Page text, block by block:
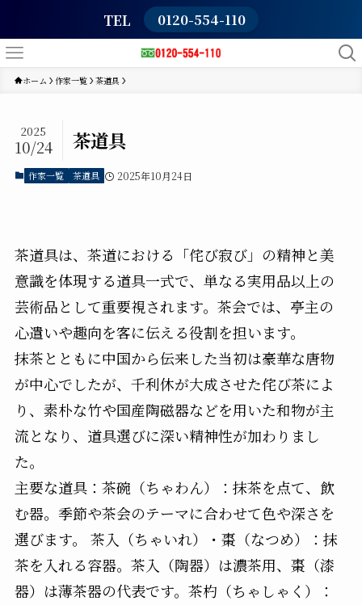
TEL 0120-554-110
ホーム 作家一覧 茶道具
茶道具
2025
10/24
作家一覧 茶道具 2025年10月24日
茶道具は、茶道における「侘び寂び」の精神と美
意識を体現する道具一式で、単なる実用品以上の
芸術品として重要視されます。茶会では、亭主の
心遣いや趣向を客に伝える役割を担います。
抹茶とともに中国から伝来した当初は豪華な唐物
が中心でしたが、千利休が大成させた侘び茶によ
り、素朴な竹や国産陶磁器などを用いた和物が主
流となり、道具選びに深い精神性が加わりまし
た。
主要な道具：茶碗（ちゃわん）：抹茶を点て、飲
む器。季節や茶会のテーマに合わせて色や深さを
選びます。 茶入（ちゃいれ）・棗（なつめ）：抹
茶を入れる容器。茶入（陶器）は濃茶用、棗（漆
器）は薄茶器の代表です。茶杓（ちゃしゃく）：